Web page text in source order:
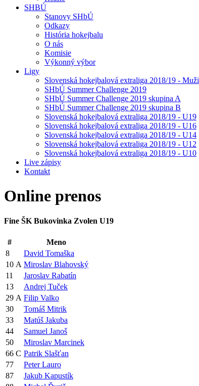
SHBÚ
Stanovy SHbÚ
Odkazy
História hokejbalu
O nás
Komisie
Výkonný výbor
Ligy
Slovenská hokejbalová extraliga 2018/19 - Muži
SHbÚ Summer Challenge 2019
SHbÚ Summer Challenge 2019 skupina A
SHbÚ Summer Challenge 2019 skupina B
Slovenská hokejbalová extraliga 2018/19 - U19
Slovenská hokejbalová extraliga 2018/19 - U16
Slovenská hokejbalová extraliga 2018/19 - U14
Slovenská hokejbalová extraliga 2018/19 - U12
Slovenská hokejbalová extraliga 2018/19 - U10
Live zápisy
Kontakt
Online prenos
Fine ŠK Bukovinka Zvolen U19
#
Meno
8
David Tomaška
10 A Miroslav Blahovský
11
Jaroslav Rabatín
13
Andrej Tuček
29 A Filip Valko
30
Tomáš Mitrik
33
Matúš Jakuba
44
Samuel Janoš
50
Miroslav Marcinek
66 C Patrik Slašťan
77
Peter Lauro
87
Jakub Kapustík